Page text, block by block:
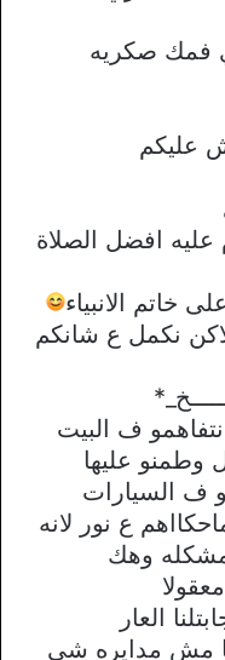
فمك صكريه
عليكم
افضل الصلاة
خاتم الانبياء
نكمل ع شانكم
ف البيت
وطمنو عليها
ف السيارات
ع نور لانه
وهك
العار
مش مدايره شي